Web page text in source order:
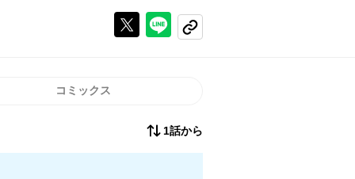
Xで投稿するラインでシェアする
コピーする
コミックス
1話から